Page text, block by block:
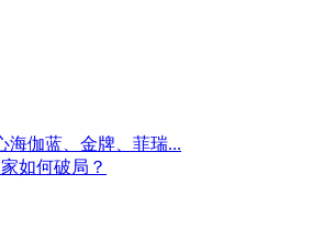
海伽蓝、金牌、菲瑞...
如何破局？